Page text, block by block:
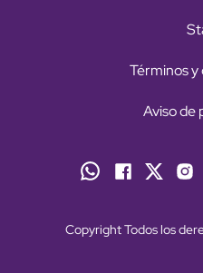
Términos
Aviso de
Copyright Todos los